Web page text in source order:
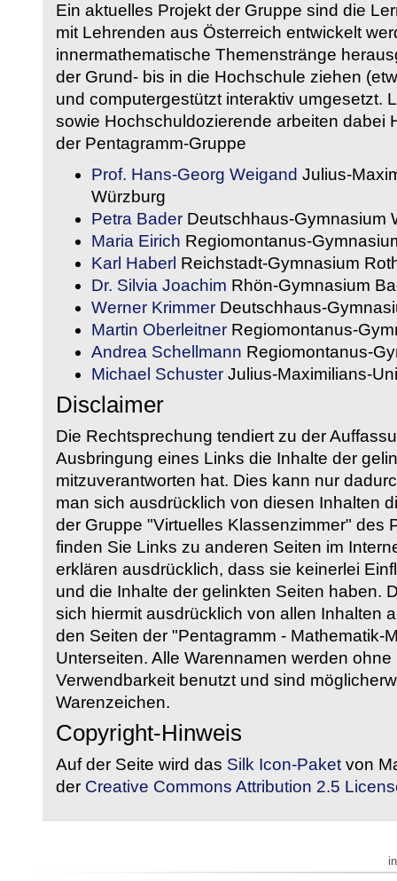
Ein aktuelles Projekt der Gruppe sind die
mit Lehrenden aus Österreich entwickelt
innermathematische Themenstränge
der Grund- bis in die Hochschule ziehen
und computergestützt interaktiv umgesetzt.
sowie Hochschuldozierende arbeiten dabei
der Pentagramm-Gruppe
Prof. Hans-Georg Weigand Julius-
Würzburg
Petra Bader Deutschhaus-Gymnasium
Maria Eirich Regiomontanus-
Karl Haberl Reichstadt-Gymnasium
Dr. Silvia Joachim Rhön-Gymnasium
Werner Krimmer Deutschhaus-
Martin Oberleitner Regiomontanus-
Andrea Schellmann Regiomontanus-
Michael Schuster Julius-Maximilians-
Disclaimer
Die Rechtsprechung tendiert zu der
Ausbringung eines Links die Inhalte der
mitzuverantworten hat. Dies kann nur
man sich ausdrücklich von diesen Inhalten
der Gruppe "Virtuelles Klassenzimmer" des
finden Sie Links zu anderen Seiten im
erklären ausdrücklich, dass sie keinerlei
und die Inhalte der gelinkten Seiten haben.
sich hiermit ausdrücklich von allen Inhalten
den Seiten der "Pentagramm - Mathematik-
Unterseiten. Alle Warennamen werden
Verwendbarkeit benutzt und sind
Warenzeichen.
Copyright-Hinweis
Auf der Seite wird das Silk Icon-Paket von
der Creative Commons Attribution 2.5